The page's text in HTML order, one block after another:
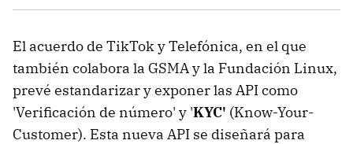
El acuerdo de TikTok y Telefónica, en el que
también colabora la GSMA y la Fundación Linux,
prevé estandarizar y exponer las API como
'Verificación de número' y 'KYC' (Know-Your-
Customer). Esta nueva API se diseñará para